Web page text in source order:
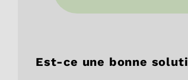
Est-ce une bonne